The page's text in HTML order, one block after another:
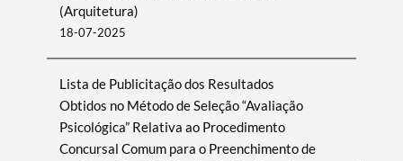
(Arquitetura)
18-07-2025
Lista de Publicitação dos Resultados
Obtidos no Método de Seleção “Avaliação
Psicológica” Relativa ao Procedimento
Concursal Comum para o Preenchimento de